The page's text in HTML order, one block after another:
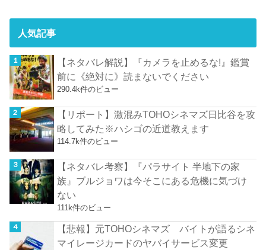
人気記事
【ネタバレ解説】『カメラを止めるな!』鑑賞
前に《絶対に》読まないでください
290.4k件のビュー
【リポート】激混みTOHOシネマズ日比谷を攻
略してみた※ハシゴの近道教えます
114.7k件のビュー
【ネタバレ考察】『パラサイト 半地下の家
族』ブルジョワは今そこにある危機に気づけ
ない
111k件のビュー
【悲報】元TOHOシネマズ バイトが語るシネ
マイレージカードのヤバイサービス変更